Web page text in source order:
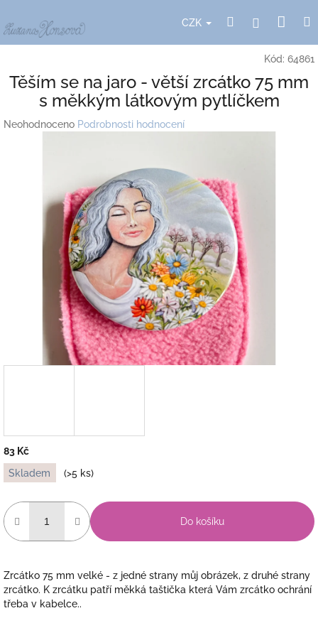
na
obsah
CZK HledatPřihlášení
Kód: 64861
Těším se na jaro - větší zrcátko 75 mm
s měkkým látkovým pytlíčkem
Průměrné
Neohodnoceno Podrobnosti hodnocení
83 Kč
Měrná
cena:
Skladem (>5 ks)
Do košíku
Zrcátko 75 mm velké - z jedné strany můj obrázek, z druhé strany
zrcátko. K zrcátku patří měkká taštička která Vám zrcátko ochrání
třeba v kabelce..